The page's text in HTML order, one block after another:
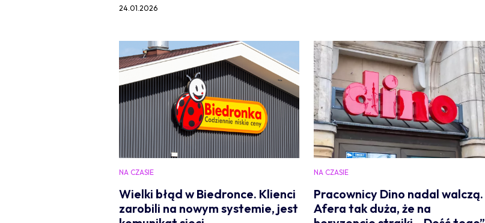
24.01.2026
NA CZASIE
Wielki błąd w Biedronce. Klienci
zarobili na nowym systemie, jest
NA CZASIE
Pracownicy Dino nadal walczą.
Afera tak duża, że na